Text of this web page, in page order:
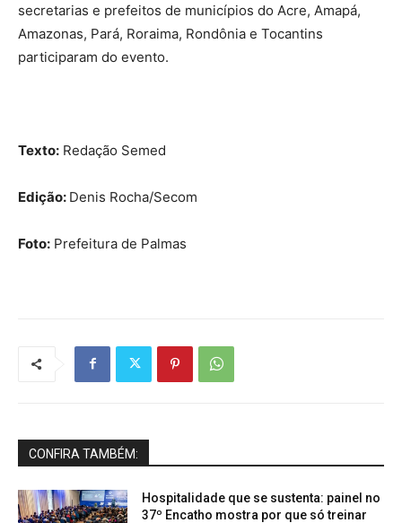
secretarias e prefeitos de municípios do Acre, Amapá,
Amazonas, Pará, Roraima, Rondônia e Tocantins
participaram do evento.
Texto: Redação Semed
Edição: Denis Rocha/Secom
Foto: Prefeitura de Palmas
CONFIRA TAMBÉM:
Hospitalidade que se sustenta: painel no
37º Encatho mostra por que só treinar